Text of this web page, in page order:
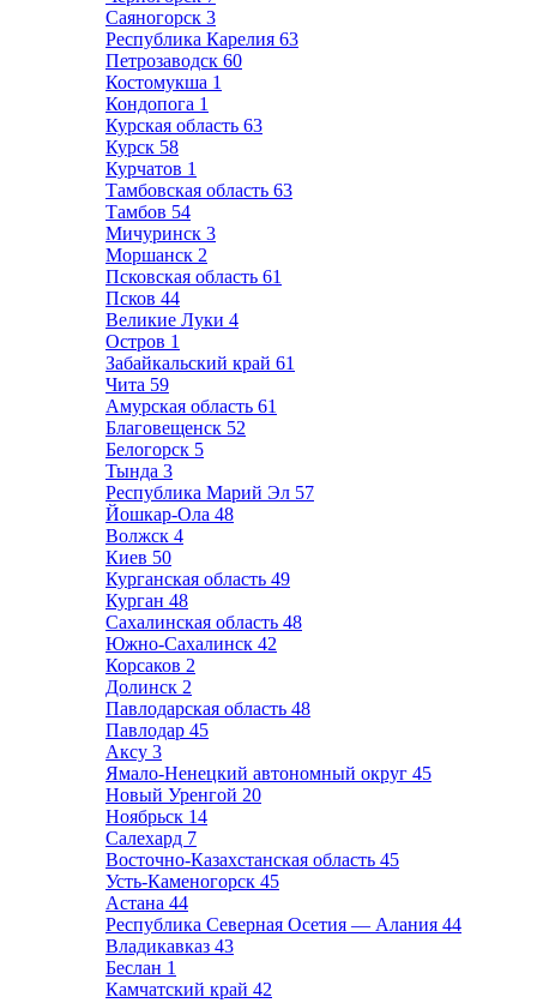
Саяногорск 3
Республика Карелия 63
Петрозаводск 60
Костомукша 1
Кондопога 1
Курская область 63
Курск 58
Курчатов 1
Тамбовская область 63
Тамбов 54
Мичуринск 3
Моршанск 2
Псковская область 61
Псков 44
Великие Луки 4
Остров 1
Забайкальский край 61
Чита 59
Амурская область 61
Благовещенск 52
Белогорск 5
Тында 3
Республика Марий Эл 57
Йошкар-Ола 48
Волжск 4
Киев 50
Курганская область 49
Курган 48
Сахалинская область 48
Южно-Сахалинск 42
Корсаков 2
Долинск 2
Павлодарская область 48
Павлодар 45
Аксу 3
Ямало-Ненецкий автономный округ 45
Новый Уренгой 20
Ноябрьск 14
Салехард 7
Восточно-Казахстанская область 45
Усть-Каменогорск 45
Астана 44
Республика Северная Осетия — Алания 44
Владикавказ 43
Беслан 1
Камчатский край 42